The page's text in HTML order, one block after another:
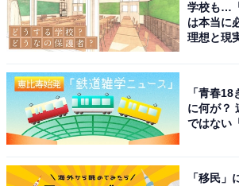
学校も…
は本当に
理想と現
「青春
に何が？
ではない
「移民